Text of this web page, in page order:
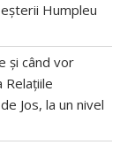
Humpleu
și când vor
Relațiile
Jos, la un nivel